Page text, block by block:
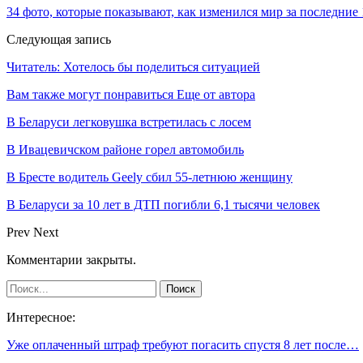
34 фото, которые показывают, как изменился мир за последние
Следующая запись
Читатель: Хотелось бы поделиться ситуацией
Вам также могут понравиться Еще от автора
В Беларуси легковушка встретилась с лосем
В Ивацевичском районе горел автомобиль
В Бресте водитель Geely сбил 55-летнюю женщину
В Беларуси за 10 лет в ДТП погибли 6,1 тысячи человек
Prev Next
Комментарии закрыты.
Интересное:
Уже оплаченный штраф требуют погасить спустя 8 лет после…